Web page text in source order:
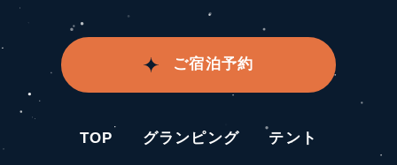
ご宿泊予約
TOP グランピング テント